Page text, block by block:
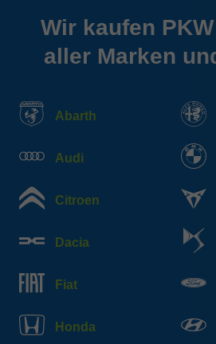
Wir kaufen
aller Marken
Abarth
Audi
Citroen
Dacia
Fiat
Honda